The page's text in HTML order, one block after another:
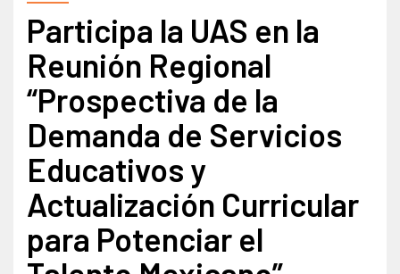
Participa la UAS en la
Reunión Regional
“Prospectiva de la
Demanda de Servicios
Educativos y
Actualización Curricular
para Potenciar el